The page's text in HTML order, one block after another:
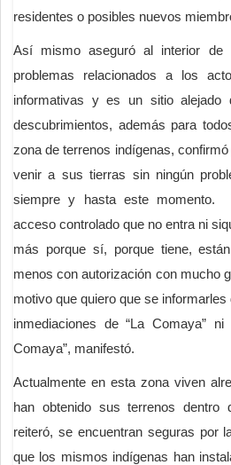
residentes o posibles nuevos
Así mismo aseguró al interior de
problemas relacionados a los
informativas y es un sitio alejado
descubrimientos, además para
zona de terrenos indígenas,
venir a sus tierras sin ningún
siempre y hasta este momento.
acceso controlado que no entra ni
más porque sí, porque tiene,
menos con autorización con mucho
motivo que quiero que se
inmediaciones de “La Comaya”
Comaya”, manifestó.
Actualmente en esta zona viven
han obtenido sus terrenos dentro
reiteró, se encuentran seguras por
que los mismos indígenas han